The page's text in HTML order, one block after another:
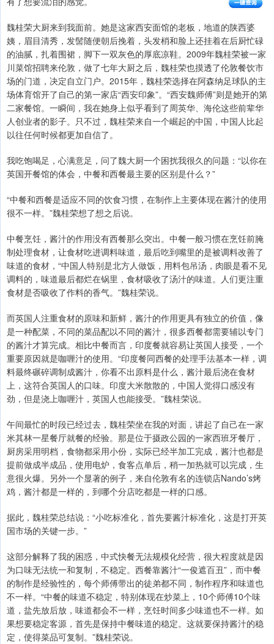
魏桂荣大厨来到我面前。她是这家西安面馆的老板，地道的陕西婆
姨，眉目清秀，发髻随便朝后挽着，头发梢和脸上还挂着在后厨忙碌
的油腻，扎着围裙，脚下一双灰色的厚底凉鞋。2009年魏桂荣被一家
川菜馆招聘来伦敦，做了七年大厨之后，魏桂荣也摸透了伦敦餐饮市
场的门道，决定自立门户。2015年，魏桂荣选择在阿森纳足球队的主
场体育馆开了自己的第一家店“西安印象”。“西安魏师傅”则是她开的第
二家餐馆。一瞬间，我在她身上似乎看到了周英华、海伦这些前辈华
人创业者的影子。只不过，魏桂荣来自一个崛起的中国，中国人比起
以往任何时候都更加自信了。
我吃饱喝足，心满意足，问了魏大厨一个困扰我很久的问题：“以你在
英国开餐馆的体会，中餐和西餐最主要的区别是什么？”
“中餐和西餐是适应不同的饮食习惯，在制作上主要体现在酱汁的使用
很不一样。”魏桂荣想了想之后说。
中餐烹饪，酱汁的作用没有西餐那么突出。中餐一般习惯在烹饪前腌
制处理食材，让食材吃进调料味道，最后吃到嘴里的是被调料改善了
味道的食材，“中国人特别是北方人做饭，用料包吊汤，肉眼是看不见
调料的，味道最后都烂在锅里，食材吸收了汤汁的味道。人们更注重
食材是否吸收了作料的香气。”魏桂荣说。
而英国人注重食材的原味和新鲜，酱汁的作用更具有独立的价值，像
是一种配菜，不同的菜品配以不同的酱汁，很多西餐都需要辅以专门
的酱汁才算完成。相比中餐而言，印度餐就容易让英国人接受，一个
重要原因就是咖喱汁的使用。“印度餐同西餐的处理手法基本一样，调
料最终碾碎调制成酱汁，你看不出原料是什么，酱汁最后浇在食材
上，这符合英国人的口味。印度大米散散的，中国人觉得口感没有
劲，但是浇上咖喱汁，英国人也能接受。”魏桂荣说。
午间最忙的时段已经过去，魏桂荣坐在我的对面，讲起了自己在一家
米其林一星餐厅就餐的经验。那是位于摄政公园的一家西班牙餐厅，
厨房采用明档，食物都采用小份，实际已经半加工完成，酱汁也都是
提前做成半成品，使用电炉，食客点单后，稍一加热就可以完成，生
意很火爆。另外一个显著的例子，来自伦敦有名的连锁店Nando’s烤
鸡，酱汁都是一样的，到哪个分店吃都是一样的口感。
据此，魏桂荣总结说：“小吃标准化，首先要酱汁标准化，这是打开英
国市场的关键一步。”
这部分解释了我的困惑，中式快餐无法规模化经营，很大程度就是因
为口味无法统一和复制，不稳定。西餐靠酱汁“一俊遮百丑”，而中餐
的制作是经验性的，每个师傅带出的徒弟都不同，制作程序和味道也
不一样。“中餐的味道不稳定，特别体现在炒菜上，10个师傅10个味
道，盐先放后放，味道都会不一样，烹饪时间多少味道也不一样。如
果想要稳定客源，首先是保持中餐味道的稳定。这就要保持酱汁的稳
定，使得菜品可复制。”魏桂荣说。